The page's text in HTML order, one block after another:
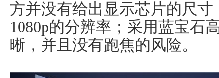
方并没有给出显示芯片的尺
1080p的分辨率；采用蓝宝石
晰，并且没有跑焦的风险。